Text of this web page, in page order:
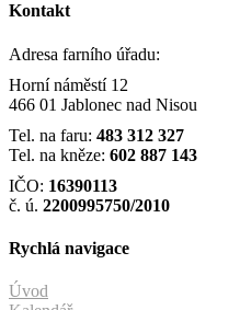
Kontakt
Adresa farního úřadu:
Horní náměstí 12
466 01 Jablonec nad Nisou
Tel. na faru: 483 312 327
Tel. na kněze: 602 887 143
IČO: 16390113
č. ú. 2200995750/2010
Rychlá navigace
Úvod